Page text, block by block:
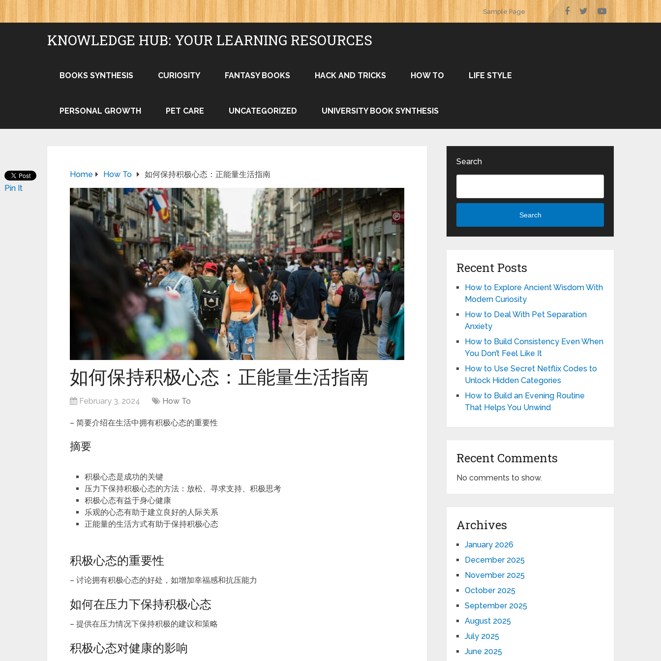
Sample Page
KNOWLEDGE HUB: YOUR LEARNING RESOURCES
BOOKS SYNTHESIS CURIOSITY FANTASY BOOKS HACK AND TRICKS HOW TO LIFE STYLE
PERSONAL GROWTH PET CARE UNCATEGORIZED UNIVERSITY BOOK SYNTHESIS
Home How To 如何保持积极心态：正能量生活指南
如何保持积极心态：正能量生活指南
February 3, 2024 How To
– 简要介绍在生活中拥有积极心态的重要性
摘要
积极心态是成功的关键
压力下保持积极心态的方法：放松、寻求支持、积极思考
积极心态有益于身心健康
乐观的心态有助于建立良好的人际关系
正能量的生活方式有助于保持积极心态
积极心态的重要性
– 讨论拥有积极心态的好处，如增加幸福感和抗压能力
如何在压力下保持积极心态
– 提供在压力情况下保持积极的建议和策略
积极心态对健康的影响
Pin It
Search
Search
Recent Posts
How to Explore Ancient Wisdom With
Modern Curiosity
How to Deal With Pet Separation
Anxiety
How to Build Consistency Even When
You Don’t Feel Like It
How to Use Secret Netflix Codes to
Unlock Hidden Categories
How to Build an Evening Routine
That Helps You Unwind
Recent Comments
No comments to show.
Archives
January 2026
December 2025
November 2025
October 2025
September 2025
August 2025
July 2025
June 2025